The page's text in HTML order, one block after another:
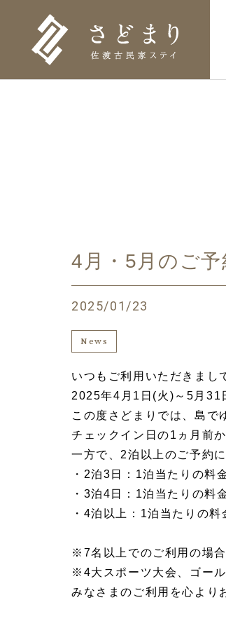
4月・5月のご
2025/01/23
News
いつもご利用いただきまし
2025年4月1日(火)～5月31
この度さどまりでは、島で
チェックイン日の1ヵ月前
一方で、2泊以上のご予約
・2泊3日：1泊当たりの料
・3泊4日：1泊当たりの料
・4泊以上：1泊当たりの
※7名以上でのご利用の場
※4大スポーツ大会、ゴー
みなさまのご利用を心より